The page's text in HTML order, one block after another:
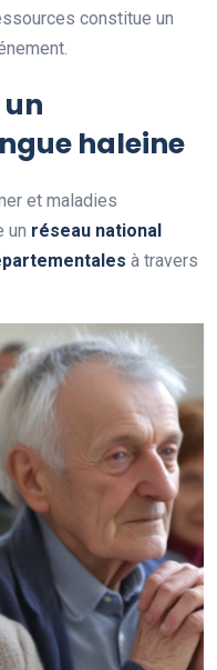
constitue un
haleine
et maladies
un réseau national
partementales à travers